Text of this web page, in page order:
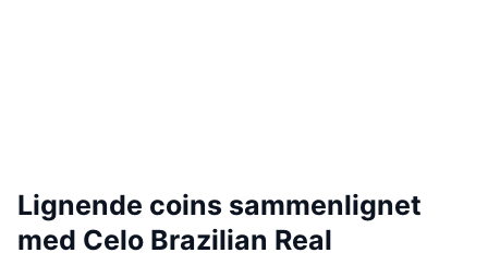
Lignende coins sammenlignet
med Celo Brazilian Real